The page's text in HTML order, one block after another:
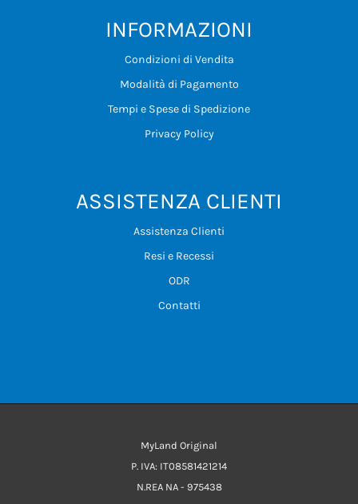
INFORMAZIONI
Condizioni di Vendita
Modalità di Pagamento
Tempi e Spese di Spedizione
Privacy Policy
ASSISTENZA CLIENTI
Assistenza Clienti
Resi e Recessi
ODR
Contatti
MyLand Original
P. IVA: IT08581421214
N.REA NA - 975438